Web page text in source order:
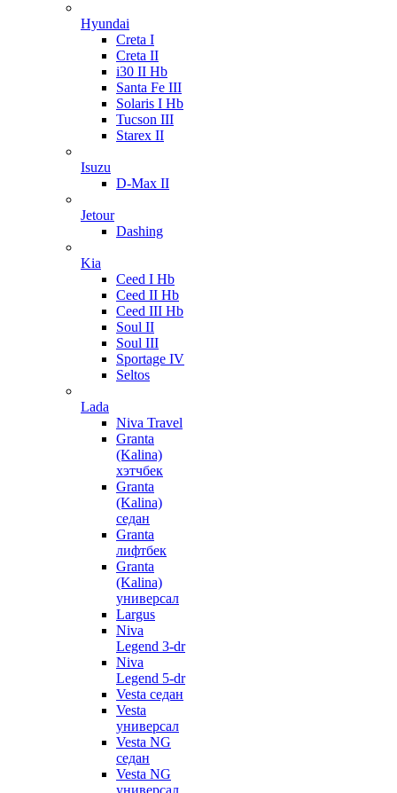
Hyundai
Creta I
Creta II
i30 II Hb
Santa Fe III
Solaris I Hb
Tucson III
Starex II
Isuzu
D-Max II
Jetour
Dashing
Kia
Ceed I Hb
Ceed II Hb
Ceed III Hb
Soul II
Soul III
Sportage IV
Seltos
Lada
Niva Travel
Granta
(Kalina)
хэтчбек
Granta
(Kalina)
седан
Granta
лифтбек
Granta
(Kalina)
универсал
Largus
Niva
Legend 3-dr
Niva
Legend 5-dr
Vesta седан
Vesta
универсал
Vesta NG
седан
Vesta NG
универсал